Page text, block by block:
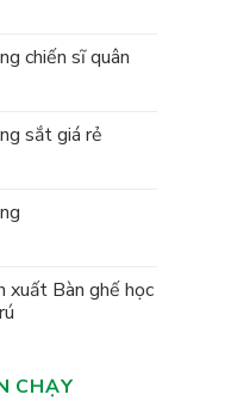
chiến sĩ quân
sắt giá rẻ
xuất Bàn ghế học
CHẠY